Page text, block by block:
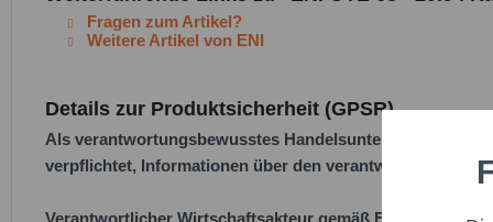
Fragen zum Artikel?
Weitere Artikel von ENI
Details zur Produktsicherheit (GPSR)
Als verantwortungsbewusstes Handelsunternehmen
verpflichtet, Informationen über den verantwortlichen
Verantwortlicher Wirtschaftsakteur gemäß EU-